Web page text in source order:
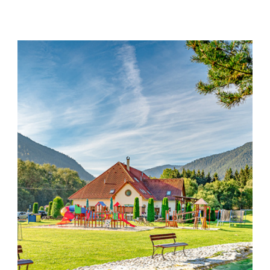
fungovala čo
najlepšie. Ak
tieto súbory
cookie
odmietnete,
niektoré
funkcie z
webovej
zmiznú.
Marketing
Používame
marketingové
cookies na
zobrazovanie
relevantnej
reklamy a meranie